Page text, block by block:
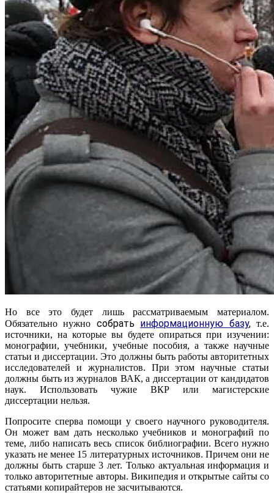
Но все это будет лишь рассматриваемым материалом.
Обязательно нужно собрать информационную базу,т.е.
источники, на которые вы будете опираться при изучении:
монографии, учебники, учебные пособия, а также научные
статьи и диссертации. Это должны быть работы авторитетных
исследователей и журналистов. При этом научные статьи
должны быть из журналов ВАК, а диссертации от кандидатов
наук. Использовать чужие ВКР или магистерские
диссертации нельзя.
Попросите сперва помощи у своего научного руководителя.
Он может вам дать несколько учебников и монографий по
теме, либо написать весь список библиографии. Всего нужно
указать не менее 15 литературных источников. Причем они не
должны быть старше 3 лет. Только актуальная информация и
только авторитетные авторы. Википедия и открытые сайты со
статьями копирайтеров не засчитываются.